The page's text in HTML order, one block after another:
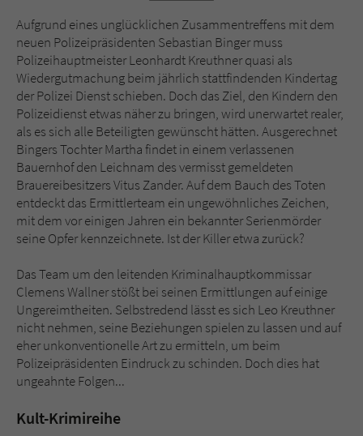
Aufgrund eines unglücklichen Zusammentreffens mit dem
neuen Polizeipräsidenten Sebastian Binger muss
Polizeihauptmeister Leonhardt Kreuthner quasi als
Wiedergutmachung beim jährlich stattfindenden Kindertag
der Polizei Dienst schieben. Doch das Ziel, den Kindern den
Polizeidienst etwas näher zu bringen, wird unerwartet realer,
als es sich alle Beteiligten gewünscht hätten. Ausgerechnet
Bingers Tochter Martha findet in einem verlassenen
Bauernhof den Leichnam des vermisst gemeldeten
Brauereibesitzers Vitus Zander. Auf dem Bauch des Toten
entdeckt das Ermittlerteam ein ungewöhnliches Zeichen,
mit dem vor einigen Jahren ein bekannter Serienmörder
seine Opfer kennzeichnete. Ist der Killer etwa zurück?
Das Team um den leitenden Kriminalhauptkommissar
Clemens Wallner stößt bei seinen Ermittlungen auf einige
Ungereimtheiten. Selbstredend lässt es sich Leo Kreuthner
nicht nehmen, seine Beziehungen spielen zu lassen und auf
eher unkonventionelle Art zu ermitteln, um beim
Polizeipräsidenten Eindruck zu schinden. Doch dies hat
ungeahnte Folgen...
Kult-Krimireihe
Sicherheitscode des Kontaktformulars zu
überprüfen.